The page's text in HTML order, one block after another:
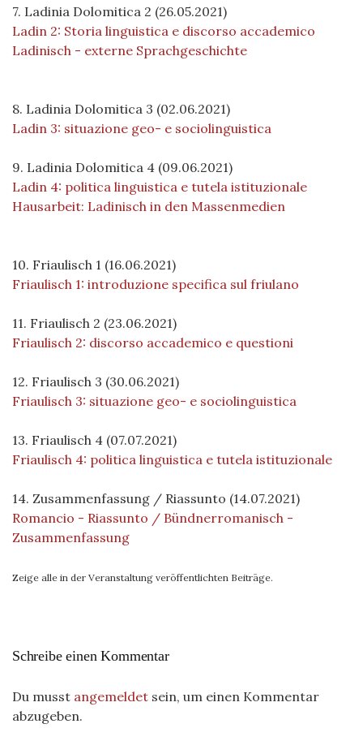
7. Ladinia Dolomitica 2 (26.05.2021)
Ladin 2: Storia linguistica e discorso accademico
Ladinisch - externe Sprachgeschichte
8. Ladinia Dolomitica 3 (02.06.2021)
Ladin 3: situazione geo- e sociolinguistica
9. Ladinia Dolomitica 4 (09.06.2021)
Ladin 4: politica linguistica e tutela istituzionale
Hausarbeit: Ladinisch in den Massenmedien
10. Friaulisch 1 (16.06.2021)
Friaulisch 1: introduzione specifica sul friulano
11. Friaulisch 2 (23.06.2021)
Friaulisch 2: discorso accademico e questioni
12. Friaulisch 3 (30.06.2021)
Friaulisch 3: situazione geo- e sociolinguistica
13. Friaulisch 4 (07.07.2021)
Friaulisch 4: politica linguistica e tutela istituzionale
14. Zusammenfassung / Riassunto (14.07.2021)
Romancio - Riassunto / Bündnerromanisch -
Zusammenfassung
Zeige alle in der Veranstaltung veröffentlichten Beiträge.
Schreibe einen Kommentar
Du musst angemeldet sein, um einen Kommentar
abzugeben.